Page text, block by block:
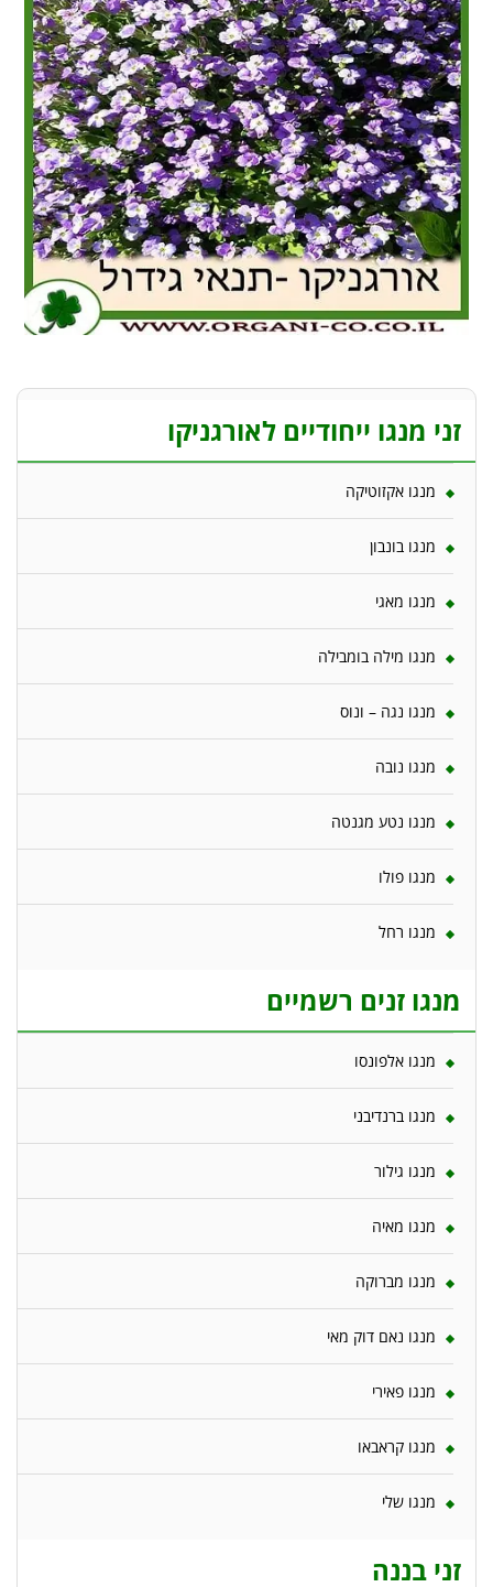
זני מנגו ייחודיים לאורגניקו
מנגו אקזוטיקה
מנגו בונבון
מנגו מאגי
מנגו מילה בומבילה
מנגו נגה – ונוס
מנגו נובה
מנגו נטע מגנטה
מנגו פולו
מנגו רחל
מנגו זנים רשמיים
מנגו אלפונסו
מנגו ברנדיבני
מנגו גילור
מנגו מאיה
מנגו מברוקה
מנגו נאם דוק מאי
מנגו פאירי
מנגו קראבאו
מנגו שלי
זני בננה